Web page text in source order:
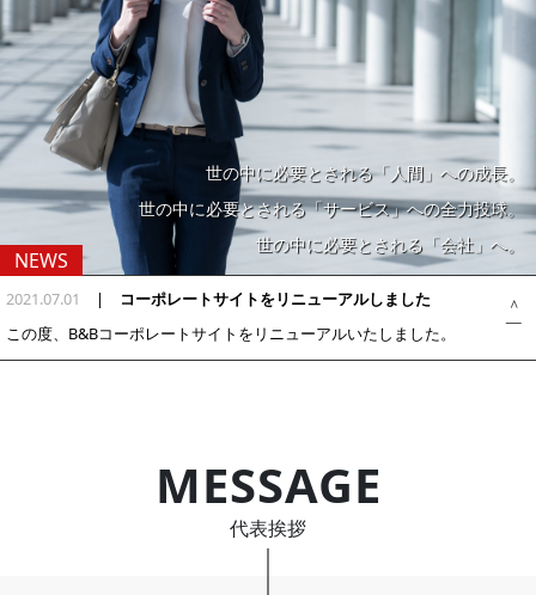
世の中に必要とされる「人間」への成長。
世の中に必要とされる「サービス」への全力投球。
世の中に必要とされる「会社」へ。
NEWS
2021.07.01 |
コーポレートサイトをリニューアルしました
この度、B&Bコーポレートサイトをリニューアルいたしました。
今後もコーポレートサイトを通じて最新情報を発信してまいります
ので、よろしくお願いいたします。
2020.11.01 |
コーポレートサイトを公開しました
この度、コーポレートサイトを公開いたしました。
お知らせや採用情報などを随時更新してまいりますのでぜひご覧く
＜
｜
MESSAGE
代表挨拶